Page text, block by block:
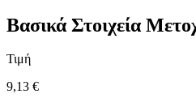
Βασικά Στοιχεία
Τιμή
9,13 €